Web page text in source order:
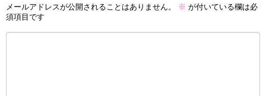
メールアドレスが公開されることはありません。 ※ が付いている欄は必
須項目です